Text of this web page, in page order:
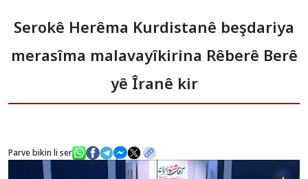
Cîgirên Serok
Stafê Serokatiyê
Nûçe
Serokê Herêma Kurdistanê beşdariya
merasîma malavayîkirina Rêberê Berê
yê Îranê kir
Parve bikin li ser